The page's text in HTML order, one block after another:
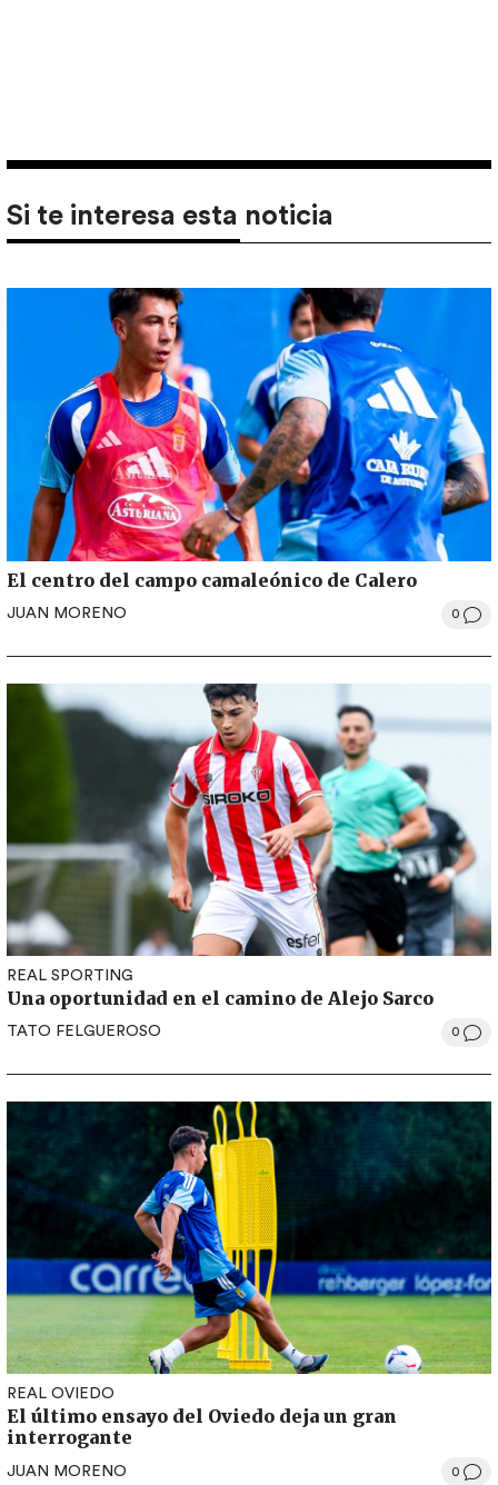
Si te interesa esta noticia
El centro del campo camaleónico de Calero
JUAN MORENO 0
REAL SPORTING
Una oportunidad en el camino de Alejo Sarco
TATO FELGUEROSO 0
REAL OVIEDO
El último ensayo del Oviedo deja un gran
interrogante
JUAN MORENO 0